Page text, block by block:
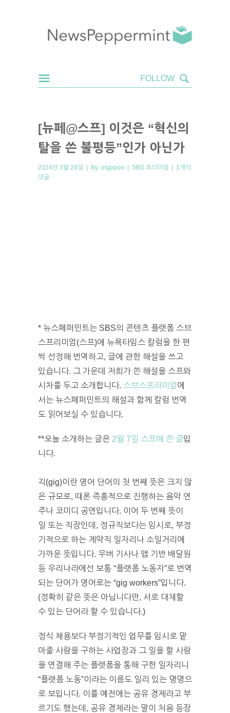
[뉴페@스프] 이것은 “혁신의
탈을 쓴 불평등”인가 아닌가
2024년 3월 28일 | By: ingppoo | SBS 프리미엄 | 1개의
댓글
* 뉴스페퍼민트는 SBS의 콘텐츠 플랫폼 스브
스프리미엄(스프)에 뉴욕타임스 칼럼을 한 편
씩 선정해 번역하고, 글에 관한 해설을 쓰고
있습니다. 그 가운데 저희가 쓴 해설을 스프와
시차를 두고 소개합니다. 스브스프리미엄 에
서는 뉴스페퍼민트의 해설과 함께 칼럼 번역
도 읽어보실 수 있습니다.
**오늘 소개하는 글은 2월 7일 스프에 쓴 글입
니다.
긱(gig)이란 영어 단어의 첫 번째 뜻은 크지 않
은 규모로, 때론 즉흥적으로 진행하는 음악 연
주나 코미디 공연입니다. 이어 두 번째 뜻이
일 또는 직장인데, 정규직보다는 임시로, 부정
기적으로 하는 계약직 일자리나 소일거리에
가까운 뜻입니다. 우버 기사나 앱 기반 배달원
등 우리나라에선 보통 “플랫폼 노동자”로 번역
되는 단어가 영어로는 “gig workers”입니다.
(정확히 같은 뜻은 아닙니다만, 서로 대체할
수 있는 단어라 할 수 있습니다.)
정식 채용보다 부정기적인 업무를 임시로 맡
아줄 사람을 구하는 사업장과 그 일을 할 사람
을 연결해 주는 플랫폼을 통해 구한 일자리니
“플랫폼 노동”이라는 이름도 일리 있는 명명으
로 보입니다. 이를 예전에는 공유 경제라고 부
르기도 했는데, 공유 경제라는 말이 처음 등장